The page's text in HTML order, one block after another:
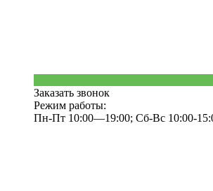
Заказать звонок
Режим работы:
Пн-Пт 10:00—19:00; Сб-Вс 10:00-